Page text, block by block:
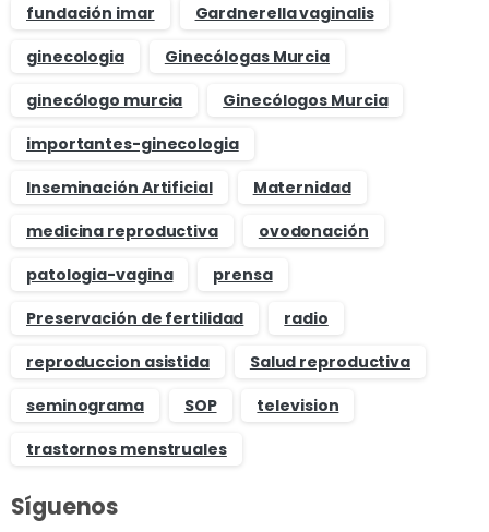
fundación imar
Gardnerella vaginalis
ginecologia
Ginecólogas Murcia
ginecólogo murcia
Ginecólogos Murcia
importantes-ginecologia
Inseminación Artificial
Maternidad
medicina reproductiva
ovodonación
patologia-vagina
prensa
Preservación de fertilidad
radio
reproduccion asistida
Salud reproductiva
seminograma
SOP
television
trastornos menstruales
Síguenos